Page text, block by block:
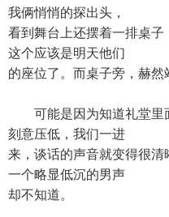
我俩悄悄的探出头，
看到舞台上还摆着一排桌子
这个应该是明天他们
的座位了。而桌子旁，赫然
可能是因为知道礼堂里
刻意压低，我们一进
来，谈话的声音就变得很
一个略显低沉的男声
却不知道。